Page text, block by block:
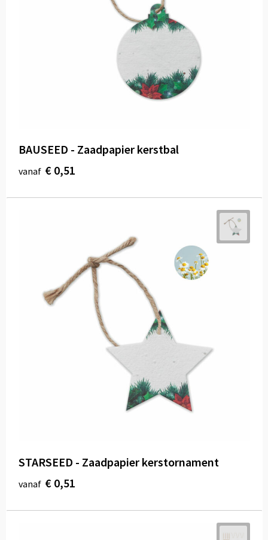
BAUSEED - Zaadpapier kerstbal
vanaf € 0,51
STARSEED - Zaadpapier kerstornament
vanaf € 0,51